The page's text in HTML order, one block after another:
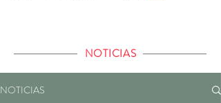
NOTICIAS
NOTICIAS